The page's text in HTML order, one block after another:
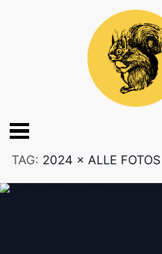
TAG: 2024 × ALLE FOTOS